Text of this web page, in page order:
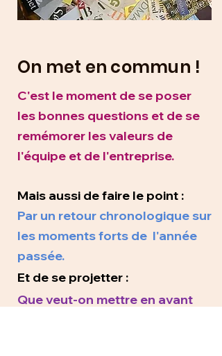
On met en commun !
C'est le moment de se poser
les bonnes questions et de se
remémorer les valeurs de
l'équipe et de l'entreprise.
Mais aussi de faire le point :
Par un retour chronologique sur
les moments forts de l'année
passée.
Et de se projetter :
Que veut-on mettre en avant